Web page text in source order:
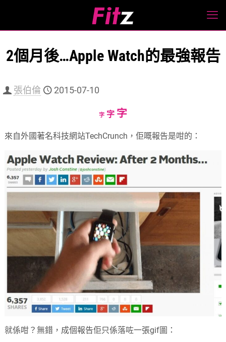
2個月後…Apple Watch的最強報告
張伯倫 2015-07-10
字Decrease
size.
字Reset
size.
字Increase
size.
來自外國著名科技網站TechCrunch，佢嘅報告是咁的：
就係咁？無錯，成個報告佢只係落咗一張gif圖：